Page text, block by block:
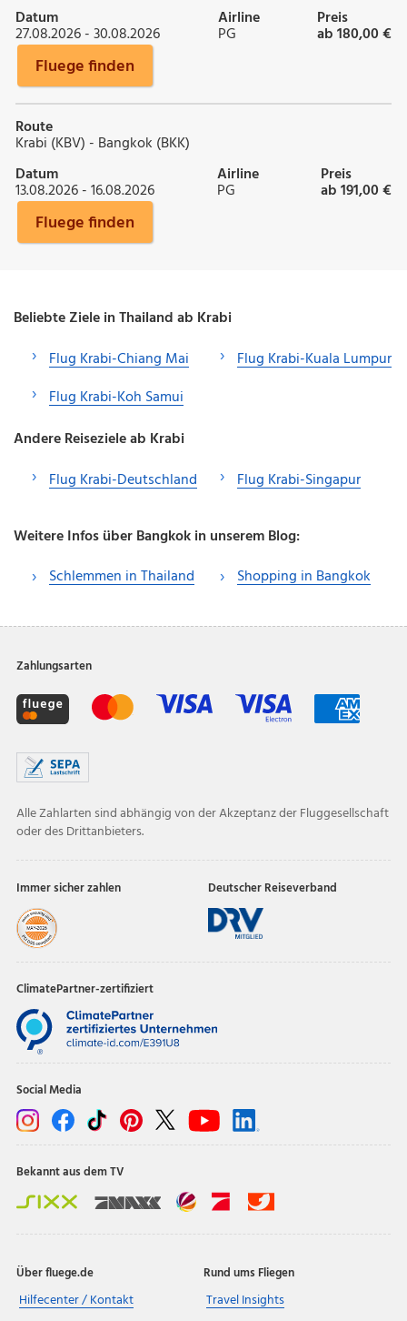
Datum
27.08.2026 - 30.08.2026
Airline
PG
Preis
ab 180,00 €
Fluege finden
Route
Krabi (KBV) - Bangkok (BKK)
Datum
13.08.2026 - 16.08.2026
Airline
PG
Preis
ab 191,00 €
Fluege finden
Beliebte Ziele in Thailand ab Krabi
Flug Krabi-Chiang Mai
Flug Krabi-Koh Samui
Flug Krabi-Kuala Lumpur
Andere Reiseziele ab Krabi
Flug Krabi-Deutschland
Flug Krabi-Singapur
Weitere Infos über Bangkok in unserem Blog:
Schlemmen in Thailand
Shopping in Bangkok